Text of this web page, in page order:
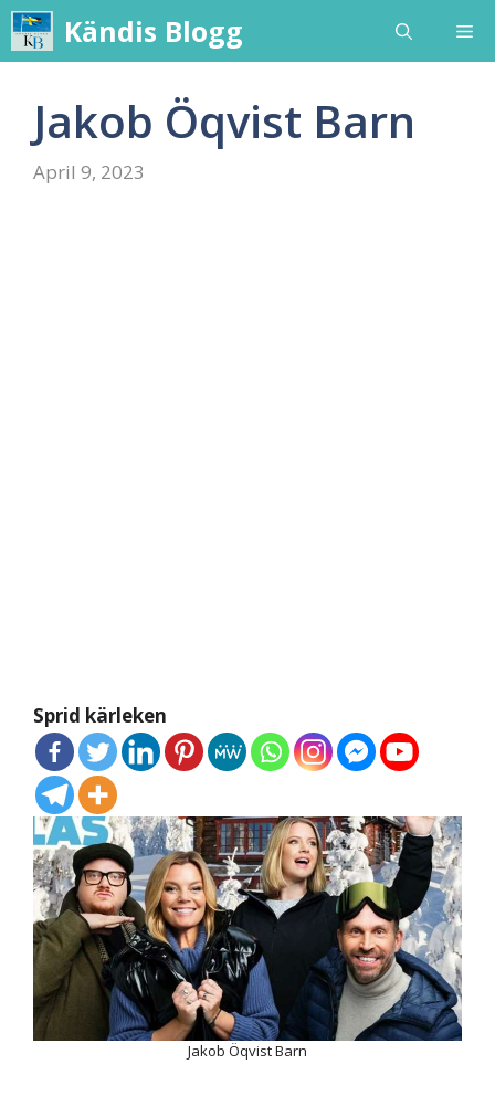
Skip
to
content
Kändis Blogg
Jakob Öqvist Barn
April 9, 2023
Sprid kärleken
Jakob Öqvist Barn